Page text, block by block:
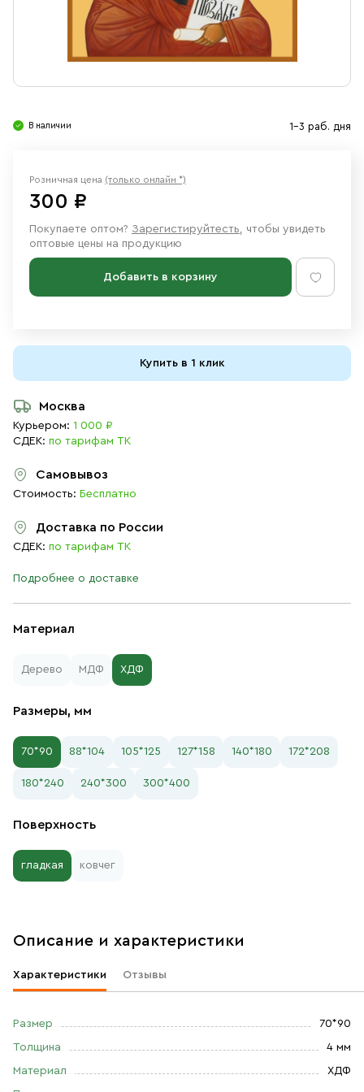
Ювелирные изделия
В наличии 1-3 раб. дня
Материал
Дерево МДФ ХДФ
Размеры, мм
70*90 88*104 105*125 127*158 140*180 172*208
180*240 240*300 300*400
Поверхность
гладкая ковчег
Розничная цена (только онлайн *)
300 ₽
Покупаете оптом? Зарегистируйтесть, чтобы увидеть
оптовые цены на продукцию
Добавить в корзину
Купить в 1 клик
Москва
Курьером: 1 000 ₽
СДЕК: по тарифам ТК
Самовывоз
Стоимость: Бесплатно
Доставка по России
СДЕК: по тарифам ТК
Подробнее о доставке
Описание и характеристики
Характеристики Отзывы
Размер 70*90
Толщина 4 мм
Материал ХДФ